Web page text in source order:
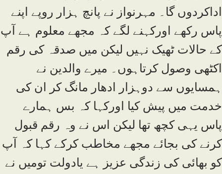
اداکردوں گا۔ مہرنواز نے پانچ ہزار روپے اپنے
پاس رکھے اورکہنے لگے کہ مجھے معلوم ہے آپ
کے حالات ٹھیک نہیں لیکن میں صدقہ کی رقم
اکٹھی وصول کرتاہوں۔ میرے والدین نے
ہمسایوں سے دوہزار ادھار مانگ کر ان کی
خدمت میں پیش کیا اورکہا کہ بس ہمارے
پاس یہی کچھ تھا لیکن اس نے وہ رقم قبول
کرنے کی بجائے مجھے مخاطب کرکے کہا کہ آپ
کو بھائی کی زندگی عزیز ہے یادولت تومیں نے